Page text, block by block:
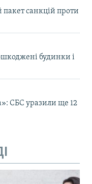
санкцій проти
будинки і
СБС уразили ще 12